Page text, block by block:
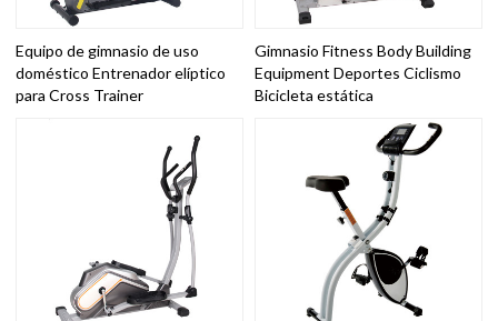
Equipo de gimnasio de uso
doméstico Entrenador elíptico
para Cross Trainer
Gimnasio Fitness Body Building
Equipment Deportes Ciclismo
Bicicleta estática